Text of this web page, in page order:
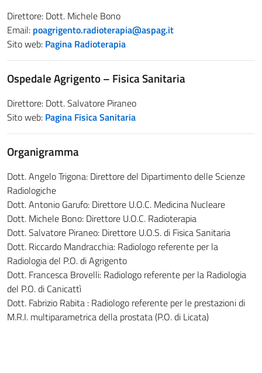
Direttore: Dott. Michele Bono
Email: poagrigento.radioterapia@aspag.it
Sito web: Pagina Radioterapia
Ospedale Agrigento – Fisica Sanitaria
Direttore: Dott. Salvatore Piraneo
Sito web: Pagina Fisica Sanitaria
Organigramma
Dott. Angelo Trigona: Direttore del Dipartimento delle Scienze
Radiologiche
Dott. Antonio Garufo: Direttore U.O.C. Medicina Nucleare
Dott. Michele Bono: Direttore U.O.C. Radioterapia
Dott. Salvatore Piraneo: Direttore U.O.S. di Fisica Sanitaria
Dott. Riccardo Mandracchia: Radiologo referente per la
Radiologia del P.O. di Agrigento
Dott. Francesca Brovelli: Radiologo referente per la Radiologia
del P.O. di Canicattì
Dott. Fabrizio Rabita : Radiologo referente per le prestazioni di
M.R.I. multiparametrica della prostata (P.O. di Licata)